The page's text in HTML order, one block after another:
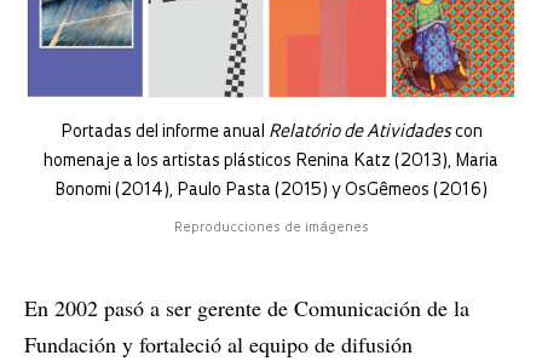
Portadas del informe anual Relatório de Atividadescon
homenaje a los artistas plásticos Renina Katz (2013), Maria
Bonomi (2014), Paulo Pasta (2015) y OsGêmeos (2016)
Reproducciones de imágenes
En 2002 pasó a ser gerente de Comunicación de la
Fundación y fortaleció al equipo de difusión